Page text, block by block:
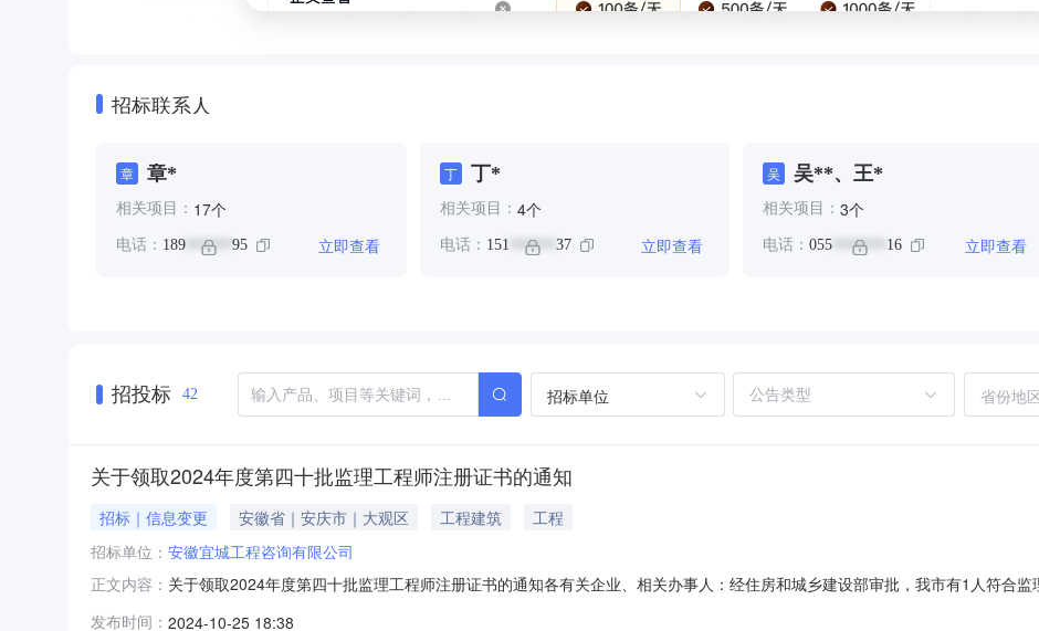
招标联系人
章 章*
相关项目： 17个
电话： 189 ****** 95 立即查看
丁 丁*
相关项目： 4个
电话： 151 ****** 37 立即查看
吴 吴**、王*
相关项目： 3个
电话： 055 ******* 16 立即查看
招投标 42 招标单位 省份地
关于领取2024年度第四十批监理工程师注册证书的通知
招标｜信息变更 安徽省｜安庆市｜大观区 工程建筑
工程
招标单位： 安徽宜城工程咨询有限公司
正文内容： 关于领取2024年度第四十批监理工程师注册证书的通知各有关企业、相关办事人：经住房和城乡建设部审批，我市有1人符合
发布时间： 2024-10-25 18:38